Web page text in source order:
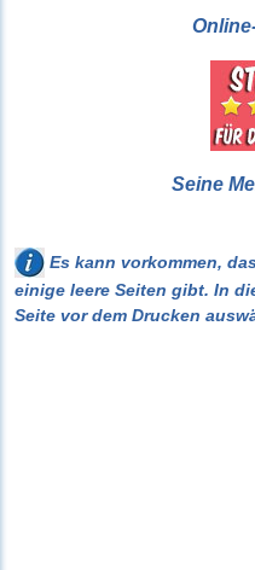
Seine
Es kann vorkommen,
einige leere Seiten gibt. In
Seite vor dem Drucken